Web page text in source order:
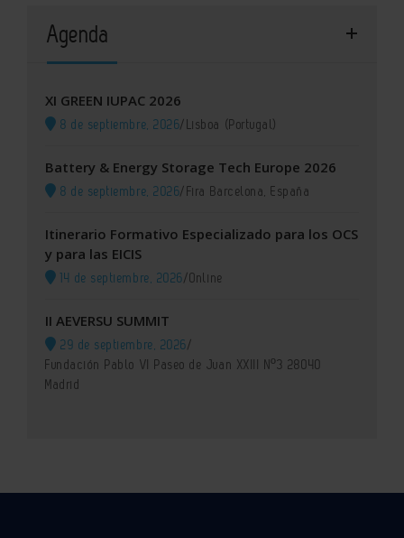
Agenda
XI GREEN IUPAC 2026
8 de septiembre, 2026/Lisboa (Portugal)
Battery & Energy Storage Tech Europe 2026
8 de septiembre, 2026/Fira Barcelona, España
Itinerario Formativo Especializado para los OCS
y para las EICIS
14 de septiembre, 2026/Online
II AEVERSU SUMMIT
29 de septiembre, 2026/
Fundación Pablo VI Paseo de Juan XXIII Nº3 28040
Madrid